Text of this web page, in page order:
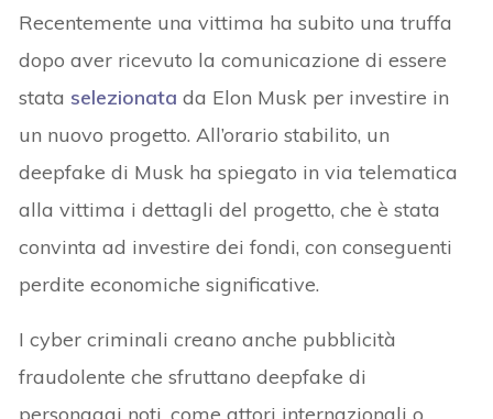
Recentemente una vittima ha subito una truffa
dopo aver ricevuto la comunicazione di essere
stata selezionata da Elon Musk per investire in
un nuovo progetto. All’orario stabilito, un
deepfake di Musk ha spiegato in via telematica
alla vittima i dettagli del progetto, che è stata
convinta ad investire dei fondi, con conseguenti
perdite economiche significative.
I cyber criminali creano anche pubblicità
fraudolente che sfruttano deepfake di